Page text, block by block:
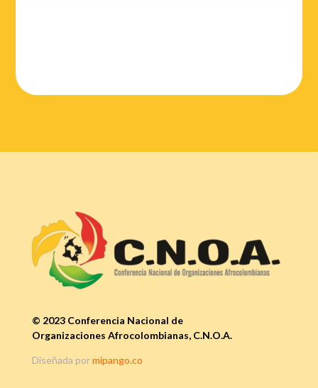
© 2023 Conferencia Nacional de
Organizaciones Afrocolombianas, C.N.O.A.
Diseñada pormipango.co